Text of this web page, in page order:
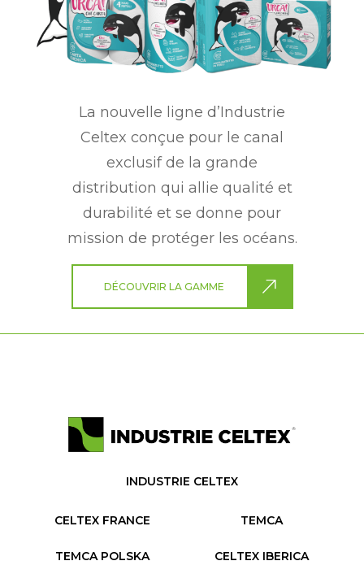
La nouvelle ligne d’Industrie
Celtex conçue pour le canal
exclusif de la grande
distribution qui allie qualité et
durabilité et se donne pour
mission de protéger les océans.
DÉCOUVRIR LA GAMME
INDUSTRIE CELTEX
CELTEX FRANCE TEMCA
TEMCA POLSKA CELTEX IBERICA